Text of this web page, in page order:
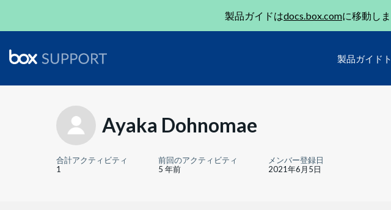
製品ガイドはdocs.box.comに移動し
製品ガイド
Ayaka Dohnomae
合計アクティビティ
1
前回のアクティビティ
5 年前
メンバー登録日
2021年6月5日